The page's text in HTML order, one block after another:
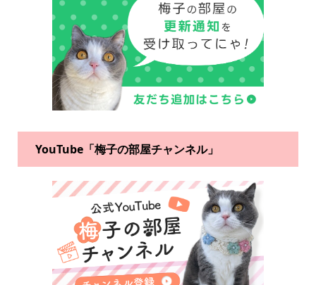
YouTube「梅子の部屋チャンネル」